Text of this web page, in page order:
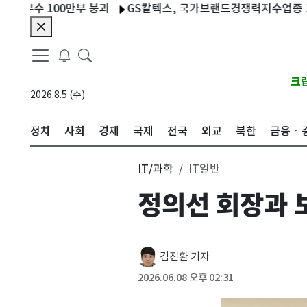
만부 붕괴 GS칼텍스, 국가브랜드경쟁력지수업종 1위 기업
2026.8.5 (수)
크
정치 사회 경제 국제 전국 외교 북한 금융ㆍ
IT/과학 IT일반
정의선 회장과
김진환 기자
2026.06.08 오후 02:31